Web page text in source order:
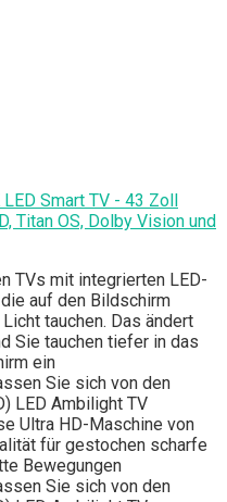
Smart TV - 43 Zoll
Titan OS, Dolby Vision und
TVs mit integrierten LED-
auf den Bildschirm
tauchen. Das ändert
Sie tauchen tiefer in das
ein
Sie sich von den
LED Ambilight TV
Ultra HD-Maschine von
für gestochen scharfe
Bewegungen
Sie sich von den